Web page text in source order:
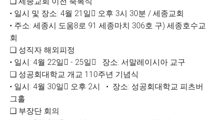
• 일시 및 장소: 4월 21일󰃨 오후 3시 30분 / 세종교회
• 주소: 세종시 도움8로 91 세종마치 306호 구) 세종호수교
회
❑ 성직자 해외피정
• 일시: 4월 22일󰃝 - 25일󰃄 장소: 서말레이시아 교구
❑ 성공회대학교 개교 110주년 기념식
• 일시: 4월 30일󰃱 오후 2시 • 장소: 성공회대학교 피츠버
그홀
❑ 부장단 회의